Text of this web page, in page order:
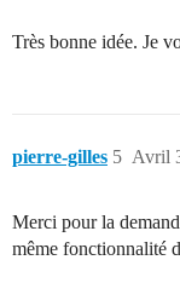
Très bonne idée. Je
pierre-gilles Avril
5
Merci pour la
même fonctionnalité